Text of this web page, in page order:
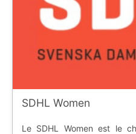
SDHL Women
Le SDHL Women est le